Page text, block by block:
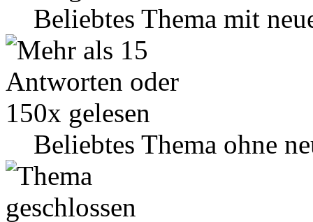
Beliebtes Thema mit
Beliebtes Thema ohne